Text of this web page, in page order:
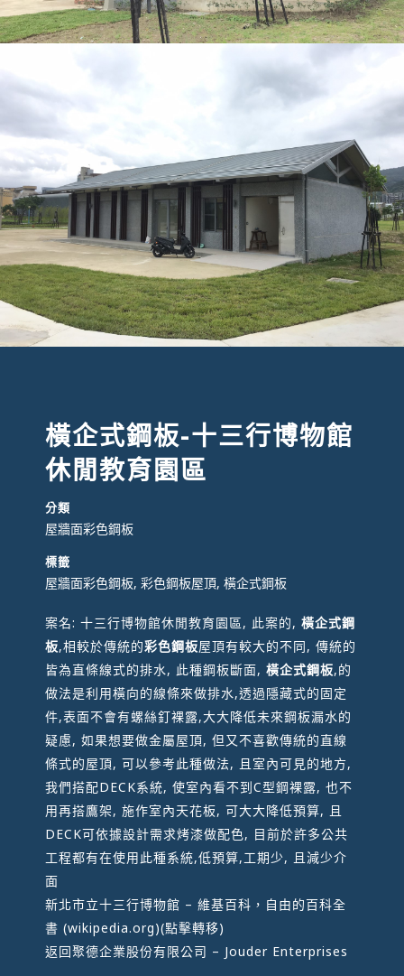
橫企式鋼板-十三行博物館
休閒教育園區
分類
屋牆面彩色鋼板
標籤
屋牆面彩色鋼板, 彩色鋼板屋頂, 橫企式鋼板
案名: 十三行博物館休閒教育園區, 此案的, 橫企式鋼
板,相較於傳統的彩色鋼板屋頂有較大的不同, 傳統的
皆為直條線式的排水, 此種鋼板斷面, 橫企式鋼板,的
做法是利用橫向的線條來做排水,透過隱藏式的固定
件,表面不會有螺絲釘裸露,大大降低未來鋼板漏水的
疑慮, 如果想要做金屬屋頂, 但又不喜歡傳統的直線
條式的屋頂, 可以參考此種做法, 且室內可見的地方,
我們搭配DECK系統, 使室內看不到C型鋼裸露, 也不
用再搭鷹架, 施作室內天花板, 可大大降低預算, 且
DECK可依據設計需求烤漆做配色, 目前於許多公共
工程都有在使用此種系統,低預算,工期少, 且減少介
面
新北市立十三行博物館 – 維基百科，自由的百科全
書 (wikipedia.org)(點擊轉移)
返回聚德企業股份有限公司 – Jouder Enterprises